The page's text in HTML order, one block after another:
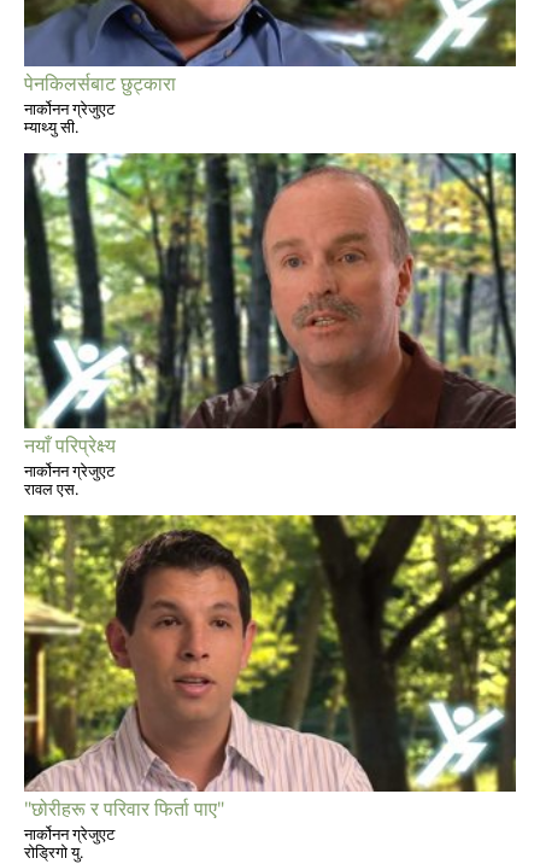
पेनकिलर्सबाट छुट्कारा
नार्कोनन ग्रेजुएट
म्याथ्यु सी.
नयाँ परिप्रेक्ष्य
नार्कोनन ग्रेजुएट
रावल एस.
"छोरीहरू र परिवार फिर्ता पाए"
नार्कोनन ग्रेजुएट
रोड्रिगो यु.